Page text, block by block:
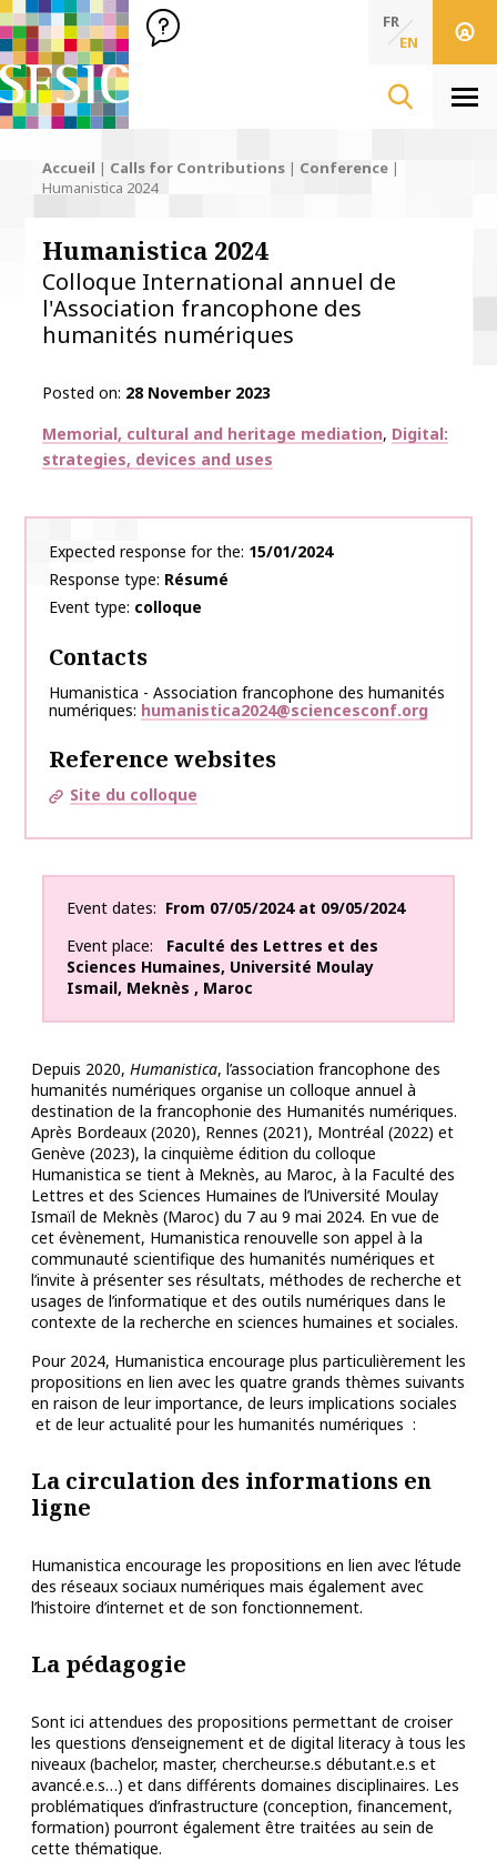
SFSIC Société Française des Sciences de l'Information & de
Société Française des Sciences de
FR
EN
Accueil | Calls for Contributions | Conference |
Humanistica 2024
Humanistica 2024
Colloque International annuel de
l'Association francophone des
humanités numériques
Posted on 28 November 2023
Thématiques
Memorial, cultural and heritage mediation Digital:
strategies, devices and uses
Expected response for the 15/01/2024
Response type Résumé
Event type colloque
Contacts
Humanistica - Association francophone des humanités
numériques humanistica2024@sciencesconf.org
Reference websites
Site du colloque
Event dates From 07/05/2024at 09/05/2024
Event place
Faculté des Lettres et des
Sciences Humaines, Université Moulay
Ismail, Meknès , Maroc
Depuis 2020, Humanistica, l’association francophone des
humanités numériques organise un colloque annuel à
destination de la francophonie des Humanités numériques.
Après Bordeaux (2020), Rennes (2021), Montréal (2022) et
Genève (2023), la cinquième édition du colloque
Humanistica se tient à Meknès, au Maroc, à la Faculté des
Lettres et des Sciences Humaines de l’Université Moulay
Ismaïl de Meknès (Maroc) du 7 au 9 mai 2024. En vue de
cet évènement, Humanistica renouvelle son appel à la
communauté scientifique des humanités numériques et
l’invite à présenter ses résultats, méthodes de recherche et
usages de l’informatique et des outils numériques dans le
contexte de la recherche en sciences humaines et sociales.
Pour 2024, Humanistica encourage plus particulièrement les
propositions en lien avec les quatre grands thèmes suivants
en raison de leur importance, de leurs implications sociales
et de leur actualité pour les humanités numériques :
La circulation des informations en
ligne
Humanistica encourage les propositions en lien avec l’étude
des réseaux sociaux numériques mais également avec
l’histoire d’internet et de son fonctionnement.
La pédagogie
Sont ici attendues des propositions permettant de croiser
les questions d’enseignement et de digital literacy à tous les
niveaux (bachelor, master, chercheur.se.s débutant.e.s et
avancé.e.s…) et dans différents domaines disciplinaires. Les
problématiques d’infrastructure (conception, financement,
formation) pourront également être traitées au sein de
cette thématique.